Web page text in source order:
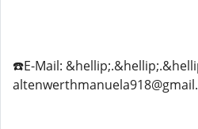
☎️E-Mail: